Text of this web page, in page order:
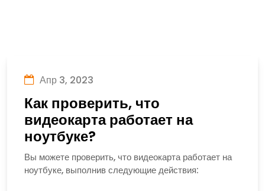
Апр 3, 2023
Как проверить, что
видеокарта работает на
ноутбуке?
Вы можете проверить, что видеокарта работает на
ноутбуке, выполнив следующие действия: